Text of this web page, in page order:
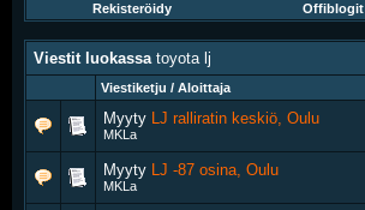
Rekisteröidy Offiblogit
Viestit luokassa toyota lj
Viestiketju / Aloittaja
Myyty LJ ralliratin keskiö, Oulu
MKLa
Myyty LJ -87 osina, Oulu
MKLa